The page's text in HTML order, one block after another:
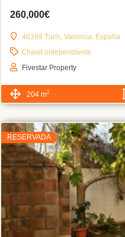
260,000€
46389 Turís, Valencia, España
Chalet independiente
Fivestar Property
204 m2
RESERVADA